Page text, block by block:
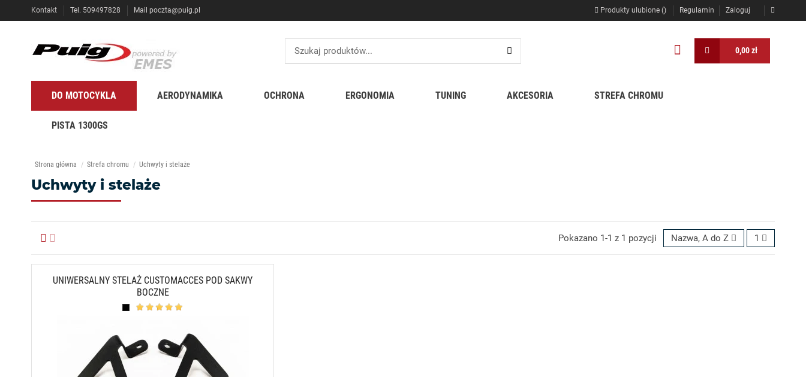
Kontakt Tel. 509497828 Mail poczta@puig.pl Produkty ulubione () Regulamin Zaloguj
0,00 zł
DO MOTOCYKLA AERODYNAMIKA OCHRONA ERGONOMIA TUNING AKCESORIA STREFA CHROMU
PISTA 1300GS
Strona główna Strefa chromu Uchwyty i stelaże
Uchwyty i stelaże
Pokazano 1-1 z 1 pozycji Nazwa, A do Z 1
UNIWERSALNY STELAŻ CUSTOMACCES POD SAKWY
BOCZNE
Czarny (N)